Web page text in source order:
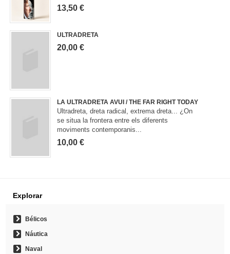
13,50 €
ULTRADRETA
20,00 €
LA ULTRADRETA AVUI / THE FAR RIGHT TODAY
Ultradreta, dreta radical, extrema dreta... ¿On
se situa la frontera entre els diferents
moviments contemporanis...
10,00 €
Explorar
Bélicos
Náutica
Naval